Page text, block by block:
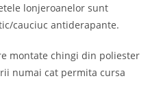
lonjeroanelor sunt
cauciuc antiderapante.
montate chingi din poliester
numai cat permita cursa